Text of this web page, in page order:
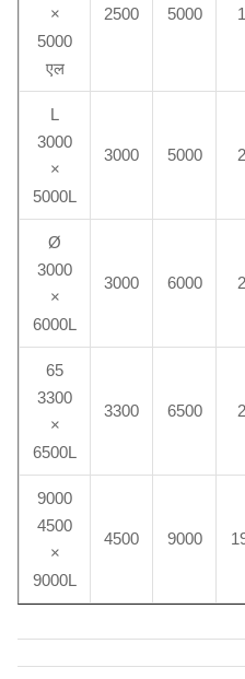
×
5000
एल
2500 5000
L
3000
×
5000L
3000 5000
Ø
3000
×
6000L
3000 6000
65
3300
×
6500L
3300 6500
9000
4500
×
9000L
4500 9000